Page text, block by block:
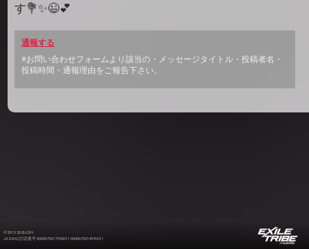
す💐✨😉💕
通報する
※お問い合わせフォームより該当の・メッセージタイトル・投稿者名・
投稿時間・通報理由をご報告下さい。
©2012-2026 LDH
JASRAC許諾番号 9008675017Y55011 9008675014Y41011